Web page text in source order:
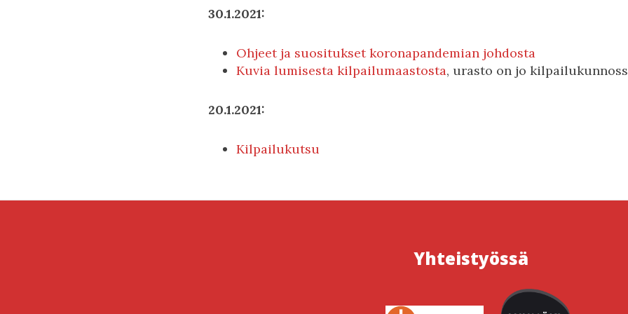
30.1.2021:
Ohjeet ja suositukset koronapandemian johdosta
Kuvia lumisesta kilpailumaastosta, urasto on jo
20.1.2021:
Kilpailukutsu
Yhteistyössä